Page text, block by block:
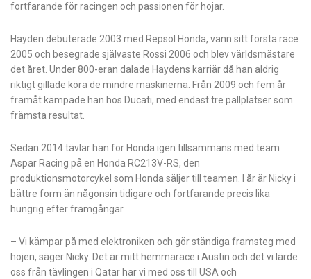
fortfarande för racingen och passionen för hojar.
Hayden debuterade 2003 med Repsol Honda, vann sitt första race
2005 och besegrade självaste Rossi 2006 och blev världsmästare
det året. Under 800-eran dalade Haydens karriär då han aldrig
riktigt gillade köra de mindre maskinerna. Från 2009 och fem år
framåt kämpade han hos Ducati, med endast tre pallplatser som
främsta resultat.
Sedan 2014 tävlar han för Honda igen tillsammans med team
Aspar Racing på en Honda RC213V-RS, den
produktionsmotorcykel som Honda säljer till teamen. I år är Nicky i
bättre form än någonsin tidigare och fortfarande precis lika
hungrig efter framgångar.
– Vi kämpar på med elektroniken och gör ständiga framsteg med
hojen, säger Nicky. Det är mitt hemmarace i Austin och det vi lärde
oss från tävlingen i Qatar har vi med oss till USA och